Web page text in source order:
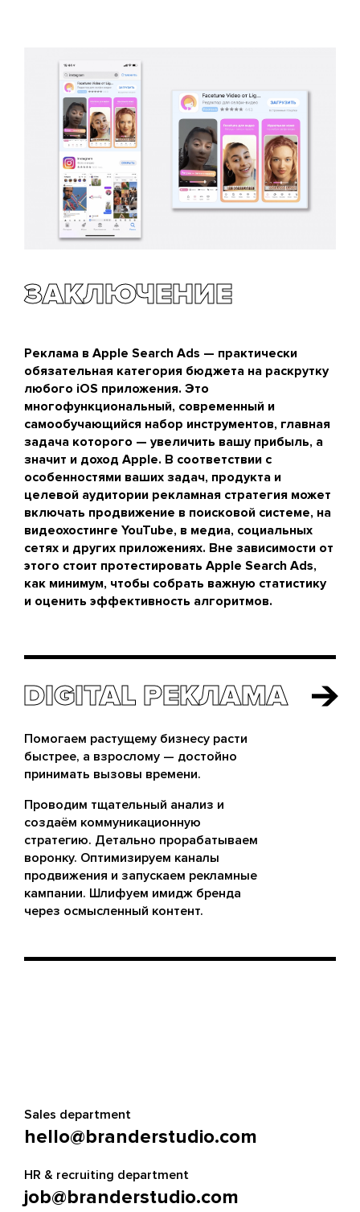
ЗАКЛЮЧЕНИЕ
Реклама в Apple Search Ads — практически
обязательная категория бюджета на раскрутку
любого iOS приложения. Это
многофункциональный, современный и
самообучающийся набор инструментов, главная
задача которого — увеличить вашу прибыль, а
значит и доход Apple. В соответствии с
особенностями ваших задач, продукта и
целевой аудитории рекламная стратегия может
включать продвижение в поисковой системе, на
видеохостинге YouTube, в медиа, социальных
сетях и других приложениях. Вне зависимости от
этого стоит протестировать Apple Search Ads,
как минимум, чтобы собрать важную статистику
и оценить эффективность алгоритмов.
DIGITAL РЕКЛАМА
DIGITAL РЕКЛАМА
Помогаем растущему бизнесу расти
быстрее, а взрослому — достойно
принимать вызовы времени.
Проводим тщательный анализ и
создаём коммуникационную
стратегию. Детально прорабатываем
воронку. Оптимизируем каналы
продвижения и запускаем рекламные
кампании. Шлифуем имидж бренда
через осмысленный контент.
Sales department
hello@branderstudio.com
HR & recruiting department
job@branderstudio.com